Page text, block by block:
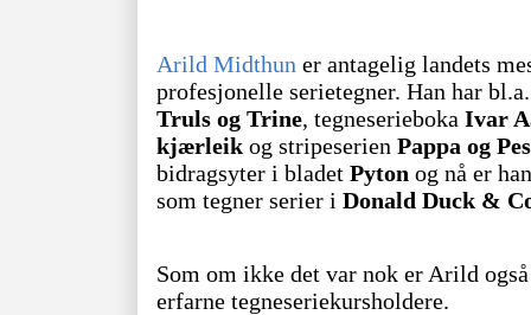
Arild Midthun er antagelig landets
profesjonelle serietegner. Han har
Truls og Trine, tegneserieboka Ivar
kjærleik og stripeserien Pappa og
bidragsyter i bladet Pyton og nå er
som tegner serier i Donald Duck &
Som om ikke det var nok er Arild
erfarne tegneseriekursholdere.